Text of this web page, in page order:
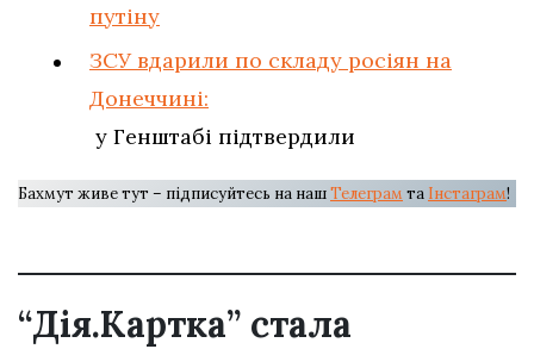
путіну
ЗСУ вдарили по складу росіян на
Донеччині:
у Генштабі підтвердили
Бахмут живе тут – підписуйтесь на нашТелеграм та Інстаграм!
“Дія.Картка” стала